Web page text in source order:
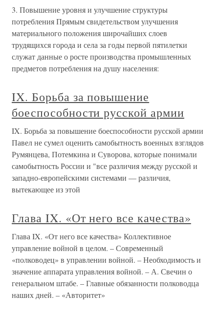
3. Повышение уровня и улучшение структуры
потребления Прямым свидетельством улучшения
материального положения широчайших слоев
трудящихся города и села за годы первой пятилетки
служат данные о росте производства промышленных
предметов потребления на душу населения:
IX. Борьба за повышение
боеспособности русской армии
IX. Борьба за повышение боеспособности русской армии
Павел не сумел оценить самобытность военных взглядов
Румянцева, Потемкина и Суворова, которые понимали
самобытность России и "все различия между русской и
западно-европейскими системами — различия,
вытекающее из этой
Глава IX. «От него все качества»
Глава IX. «От него все качества» Коллективное
управление войной в целом. – Современный
«полководец» в управлении войной. – Необходимость и
значение аппарата управления войной. – А. Свечин о
генеральном штабе. – Главные обязанности полководца
наших дней. – «Авторитет»